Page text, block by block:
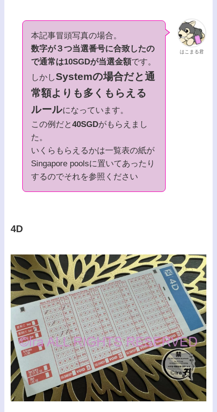
はこまる君
本記事冒頭写真の場合。
数字が３つ当選番号に合致したの
で通常は10SGDが当選金額です。
しかしSystemの場合だと通
常額よりも多くもらえる
ルールになっています。
この例だと40SGDがもらえまし
た。
いくらもらえるかは一覧表の紙が
Singapore poolsに置いてあったり
するのでそれを参照ください
4D